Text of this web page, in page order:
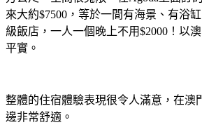
來大約$7500，等於一間有海景、有浴
級飯店，一人一個晚上不用$2000！以
平實。
整體的住宿體驗表現很令人滿意，在澳
邊非常舒適。